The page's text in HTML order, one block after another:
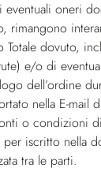
oneri
rimangono
Totale dovuto,
e/o di
dell’ordine
nella E-mail
o condizioni
per iscritto nella
tra le parti.